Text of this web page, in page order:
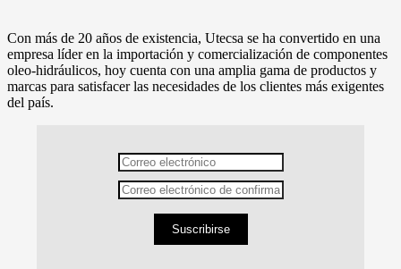
Con más de 20 años de existencia, Utecsa se ha convertido en una
empresa líder en la importación y comercialización de componentes
oleo-hidráulicos, hoy cuenta con una amplia gama de productos y
marcas para satisfacer las necesidades de los clientes más exigentes
del país.
Suscribirse